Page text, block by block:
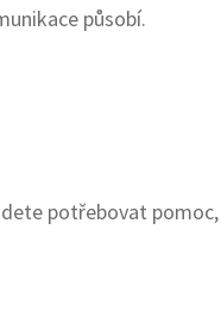
působí.
potřebovat